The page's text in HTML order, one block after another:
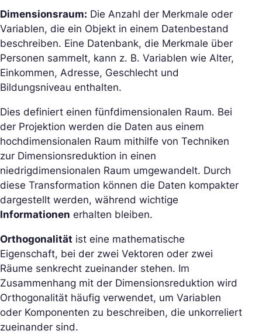
Dimensionsraum: Die Anzahl der Merkmale oder
Variablen, die ein Objekt in einem Datenbestand
beschreiben. Eine Datenbank, die Merkmale über
Personen sammelt, kann z. B. Variablen wie Alter,
Einkommen, Adresse, Geschlecht und
Bildungsniveau enthalten.
Dies definiert einen fünfdimensionalen Raum. Bei
der Projektion werden die Daten aus einem
hochdimensionalen Raum mithilfe von Techniken
zur Dimensionsreduktion in einen
niedrigdimensionalen Raum umgewandelt. Durch
diese Transformation können die Daten kompakter
dargestellt werden, während wichtige
Informationen erhalten bleiben.
Orthogonalität ist eine mathematische
Eigenschaft, bei der zwei Vektoren oder zwei
Räume senkrecht zueinander stehen. Im
Zusammenhang mit der Dimensionsreduktion wird
Orthogonalität häufig verwendet, um Variablen
oder Komponenten zu beschreiben, die unkorreliert
zueinander sind.